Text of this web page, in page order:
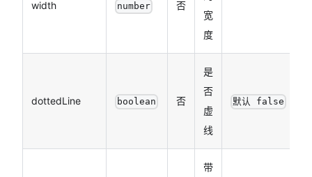
width number 否
宽
度
dottedLine boolean 否
是
否
虚
线
默认 false
带